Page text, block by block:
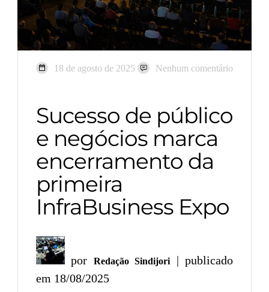
18 de agosto de 2025 Nenhum comentário
Sucesso de público
e negócios marca
encerramento da
primeira
InfraBusiness Expo
por Redação Sindijori
| publicado
em 18/08/2025